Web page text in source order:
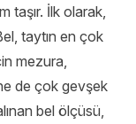
taşır. İlk olarak,
taytın en çok
mezura,
de çok gevşek
bel ölçüsü,